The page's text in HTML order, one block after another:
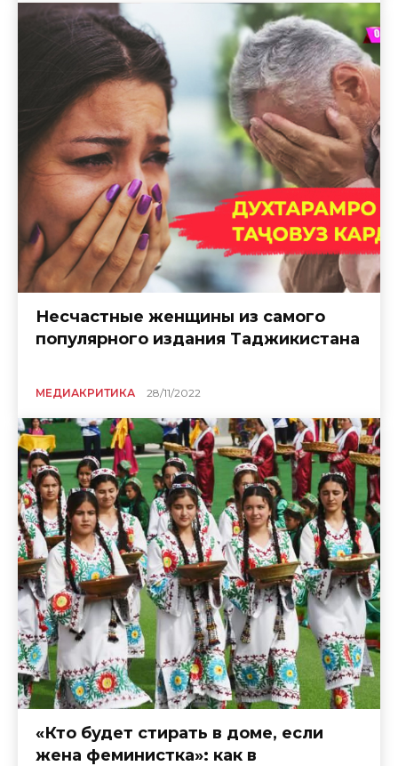
Несчастные женщины из самого
популярного издания Таджикистана
МЕДИАКРИТИКА 28/11/2022
«Кто будет стирать в доме, если
жена феминистка»: как в